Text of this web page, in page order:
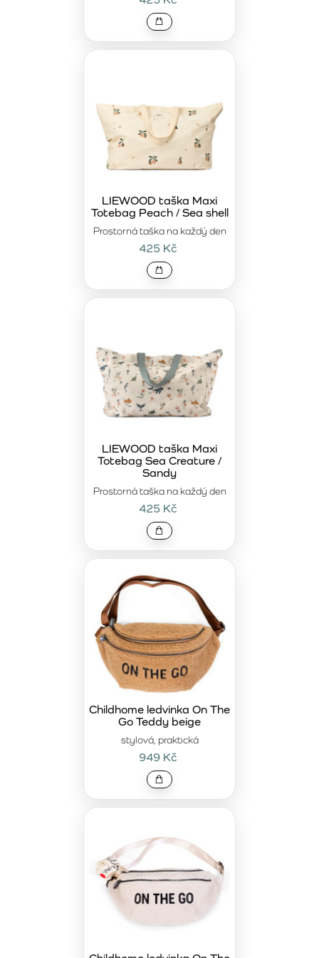
Vyberte si přebalovací tašku, která vám
usnadní každodenní starosti
, které kombinují moderní design, funkčnost a
vysokou kvalitu. Vyberte si model, který vám bude nejvíce
vyhovovat, a užívejte si bezstarostné dny s vaším dítětem.
Prostorná taška na každý den
LIEWOOD taška Maxi
Totebag Peach / Sea shell
425 Kč
Prostorná taška na každý den
LIEWOOD taška Maxi
Totebag Sea Creature /
Sandy
425 Kč
stylová, praktická
Childhome ledvinka On The
Go Teddy beige
949 Kč